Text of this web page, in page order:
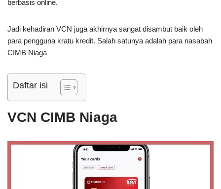
berbasis online.
Jadi kehadiran VCN juga akhirnya sangat disambut baik oleh
para pengguna kratu kredit. Salah satunya adalah para nasabah
CIMB Niaga
Daftar isi
VCN CIMB Niaga